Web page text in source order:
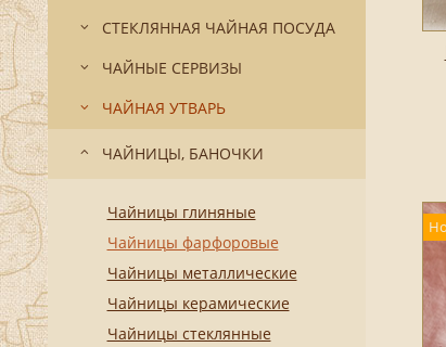
СТЕКЛЯННАЯ ЧАЙНАЯ ПОСУДА
ЧАЙНЫЕ СЕРВИЗЫ
ЧАЙНАЯ УТВАРЬ
ЧАЙНИЦЫ, БАНОЧКИ
Чайницы глиняные
Чайницы фарфоровые
Чайницы металлические
Чайницы керамические
Чайницы стеклянные